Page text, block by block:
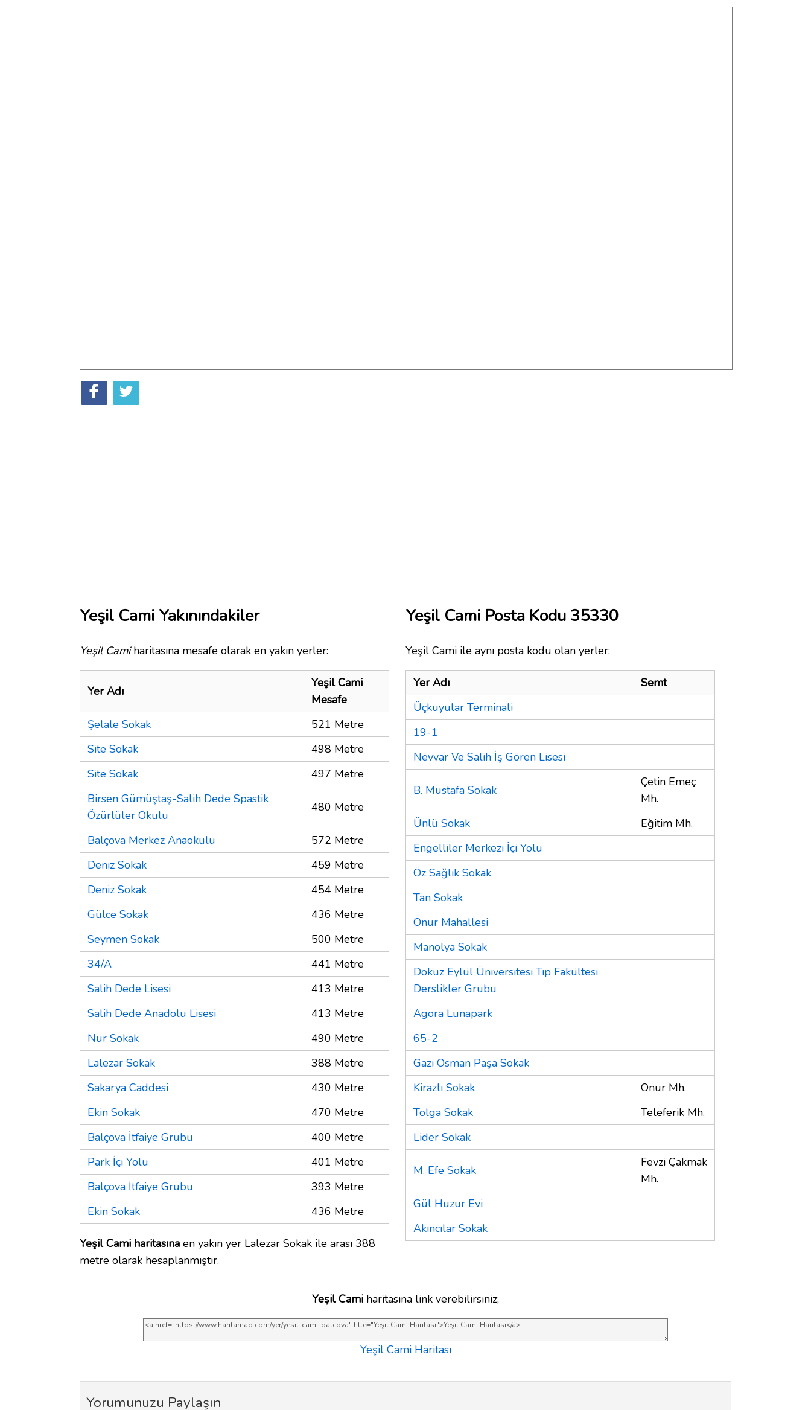
Yeşil Cami Yakınındakiler
Yeşil Camiharitasına mesafe olarak en yakın yerler:
Yer Adı
Yeşil Cami
Mesafe
Şelale Sokak
521 Metre
Site Sokak
498 Metre
Site Sokak
497 Metre
Birsen Gümüştaş-Salih Dede Spastik
Özürlüler Okulu
480 Metre
Balçova Merkez Anaokulu
572 Metre
Deniz Sokak
459 Metre
Deniz Sokak
454 Metre
Gülce Sokak
436 Metre
Seymen Sokak
500 Metre
34/A
441 Metre
Salih Dede Lisesi
413 Metre
Salih Dede Anadolu Lisesi
413 Metre
Nur Sokak
490 Metre
Lalezar Sokak
388 Metre
Sakarya Caddesi
430 Metre
Ekin Sokak
470 Metre
Balçova İtfaiye Grubu
400 Metre
Park İçi Yolu
401 Metre
Balçova İtfaiye Grubu
393 Metre
Ekin Sokak
436 Metre
Yeşil Cami haritasına en yakın yer Lalezar Sokak ile arası 388
metre olarak hesaplanmıştır.
Yeşil Cami Posta Kodu 35330
Yeşil Cami ile aynı posta kodu olan yerler:
Yer Adı
Semt
Üçkuyular Terminali
19-1
Nevvar Ve Salih İş Gören Lisesi
B. Mustafa Sokak
Çetin Emeç
Mh.
Ünlü Sokak
Eğitim Mh.
Engelliler Merkezi İçi Yolu
Öz Sağlık Sokak
Tan Sokak
Onur Mahallesi
Manolya Sokak
Dokuz Eylül Üniversitesi Tıp Fakültesi
Derslikler Grubu
Agora Lunapark
65-2
Gazi Osman Paşa Sokak
Kirazlı Sokak
Onur Mh.
Tolga Sokak
Teleferik Mh.
Lider Sokak
M. Efe Sokak
Fevzi Çakmak
Mh.
Gül Huzur Evi
Akıncılar Sokak
Yeşil Cami haritasına link verebilirsiniz;
Yeşil Cami Haritası
Yorumunuzu Paylaşın